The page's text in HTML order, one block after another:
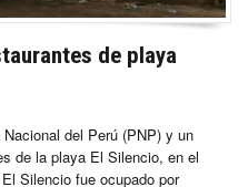
de playa
del Perú (PNP) y un
de la playa El Silencio, en el
Silencio fue ocupado por